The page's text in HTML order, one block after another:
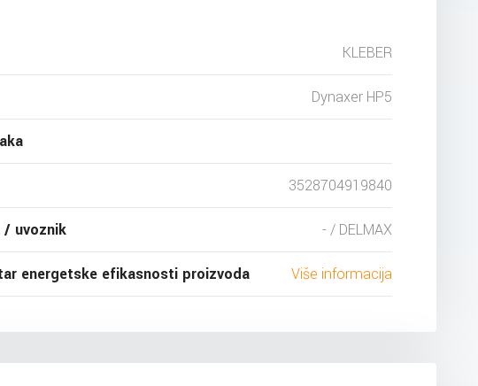
KLEBER
Dynaxer HP5
3528704919840
/ uvoznik - / DELMAX
energetske efikasnosti proizvoda Više informacija